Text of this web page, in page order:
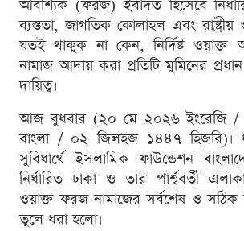
আবশ্যিক (ফরজ) ইবাদত হিসেবে
ব্যস্ততা, জাগতিক কোলাহল এবং রাষ্ট্রীয়
যতই থাকুক না কেন, নির্দিষ্ট ওয়াক্ত
নামাজ আদায় করা প্রতিটি মুমিনের
দায়িত্ব।
আজ বুধবার (২০ মে ২০২৬ ইংরেজি /
বাংলা / ০২ জিলহজ ১৪৪৭ হিজরি)।
সুবিধার্থে ইসলামিক ফাউন্ডেশন
নির্ধারিত ঢাকা ও তার পার্শ্ববর্তী
ওয়াক্ত ফরজ নামাজের সর্বশেষ ও সঠিক
তুলে ধরা হলো।